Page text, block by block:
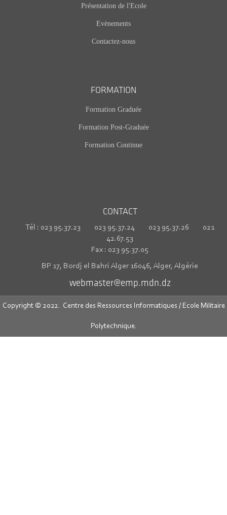
Présentation de l'Ecole
Evènements
Contactez-nous
FORMATION
Formation Graduée
Formation Post-Graduée
Formation Continue
CONTACT
Tél : 023 95.37.23 023 95.37.24 023 95.37.26 021
42.67.53
Fax : 023 95.37.05
BP 17, Bordj el Bahri Alger 16046, Alger, Algérie
webmaster@emp.mdn.dz
Copyright © 2022. Centre des Ressources Informatiques / Ecole Militaire
Polytechnique.